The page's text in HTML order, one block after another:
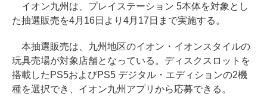
イオン九州は、プレイステーション 5本体を対象とし
た抽選販売を4月16日より4月17日まで実施する。
本抽選販売は、九州地区のイオン・イオンスタイルの
玩具売場が対象店舗となっている。ディスクスロットを
搭載したPS5およびPS5 デジタル・エディションの2機
種を選択でき、イオン九州アプリから応募できる。